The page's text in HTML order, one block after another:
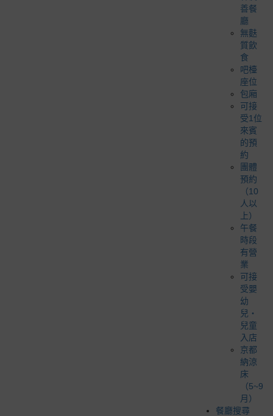
善餐
廳
無麩
質飲
食
吧檯
座位
包廂
可接
受1位
來賓
的預
約
團體
預約
（10
人以
上）
午餐
時段
有營
業
可接
受嬰
幼
兒・
兒童
入店
京都
納涼
床
（5~9
月）
餐廳搜尋